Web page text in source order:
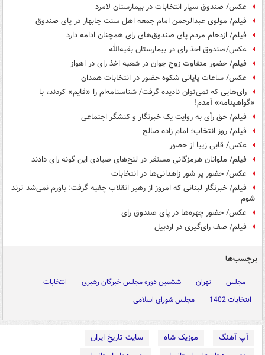
عکس/ صندوق سیار انتخابات در بیمارستان لامرد
فیلم/ مولوی عبدالرحمن امام جمعه اهل سنت چابهار در پای صندوق
فیلم/ ازدحام مردم پای صندوق‌های رای همچنان ادامه دارد
عکس/صندوق‌ اخذ رای در بیمارستان بقیه‌الله
فیلم/ حضور متفاوت زوج جوان در شعبه اخذ رای در اهواز
عکس/ ساعات پایانی شکوه حضور در انتخابات همدان
رای‌هایی که نمی‌توان نادیده گرفت/ شناسنامه‌ام را «قایم» کردند، با
«گواهینامه» آمدم!
فیلم/ حق رأی به روایت یک خبرنگار و کنشگر اجتماعی
فیلم/ روز انتخاب؛ امام زاده صالح
عکس/ قابی زیبا از حضور
فیلم/ ملوانان هرمزگانی مستقر در لنج‌های صیادی این گونه رای دادند
عکس/ حضور پر شور زاهدانی‌ها در انتخابات
فیلم/ خبرنگار لبنانی که امروز از رهبر انقلاب چفیه گرفت: باورم نمی‌شد ترند
شوم
عکس/ حضور چهره‌ها در پای صندوق رای
فیلم/ صف رای‌گیری در اردبیل
برچسب‌ها
مجلس تهران ششمین دوره مجلس خبرگان رهبری
انتخابات
انتخابات 1402
مجلس شورای اسلامی
آپ آهنگ موزیک شاه
سایت تاریخ ایران